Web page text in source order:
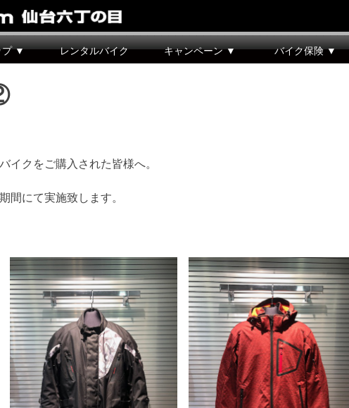
プ ▼ レンタルバイク キャンペーン ▼ バイク保険 ▼
イクをご購入された皆様へ。
間にて実施致します。